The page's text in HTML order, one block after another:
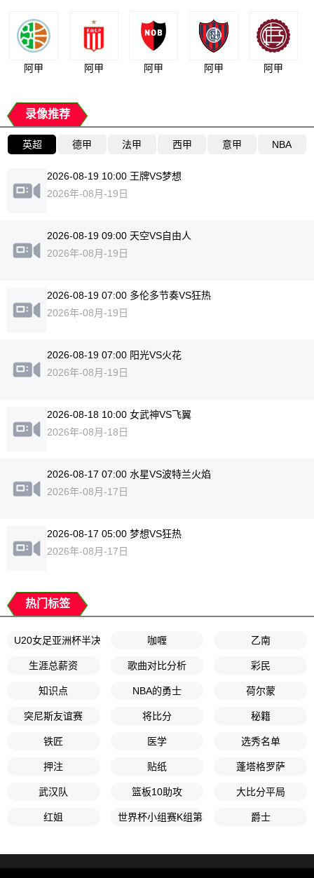
阿甲 阿甲 阿甲 阿甲 阿甲
录像推荐
英超 德甲 法甲 西甲 意甲 NBA
2026-08-19 10:00 王牌VS梦想
2026年-08月-19日
2026-08-19 09:00 天空VS自由人
2026年-08月-19日
2026-08-19 07:00 多伦多节奏VS狂热
2026年-08月-19日
2026-08-19 07:00 阳光VS火花
2026年-08月-19日
2026-08-18 10:00 女武神VS飞翼
2026年-08月-18日
2026-08-17 07:00 水星VS波特兰火焰
2026年-08月-17日
2026-08-17 05:00 梦想VS狂热
2026年-08月-17日
热门标签
U20女足亚洲杯半决赛 咖喱 乙南
生涯总薪资 歌曲对比分析 彩民
知识点 NBA的勇士 荷尔蒙
突尼斯友谊赛 将比分 秘籍
铁匠 医学 选秀名单
押注 贴纸 蓬塔格罗萨
武汉队 篮板10助攻 大比分平局
红姐 世界杯小组赛K组第3轮 爵士